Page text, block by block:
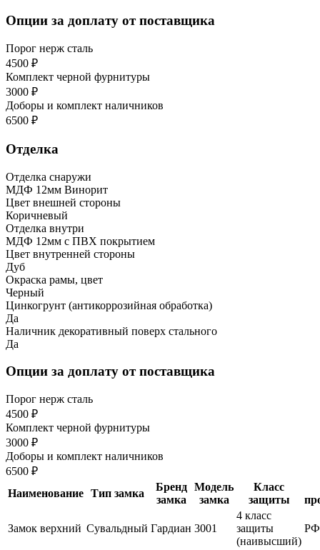
Опции за доплату от поставщика
Порог нерж сталь
4500 ₽
Комплект черной фурнитуры
3000 ₽
Доборы и комплект наличников
6500 ₽
Отделка
Отделка снаружи
МДФ 12мм Винорит
Цвет внешней стороны
Коричневый
Отделка внутри
МДФ 12мм с ПВХ покрытием
Цвет внутренней стороны
Дуб
Окраска рамы, цвет
Черный
Цинкогрунт (антикоррозийная обработка)
Да
Наличник декоративный поверх стального
Да
Опции за доплату от поставщика
Порог нерж сталь
4500 ₽
Комплект черной фурнитуры
3000 ₽
Доборы и комплект наличников
6500 ₽
Наименование Тип замка
Бренд
замка
Модель
замка
Класс
защиты
Замок верхний Сувальдный Гардиан 3001
4 класс
защиты
(наивысший)
РФ